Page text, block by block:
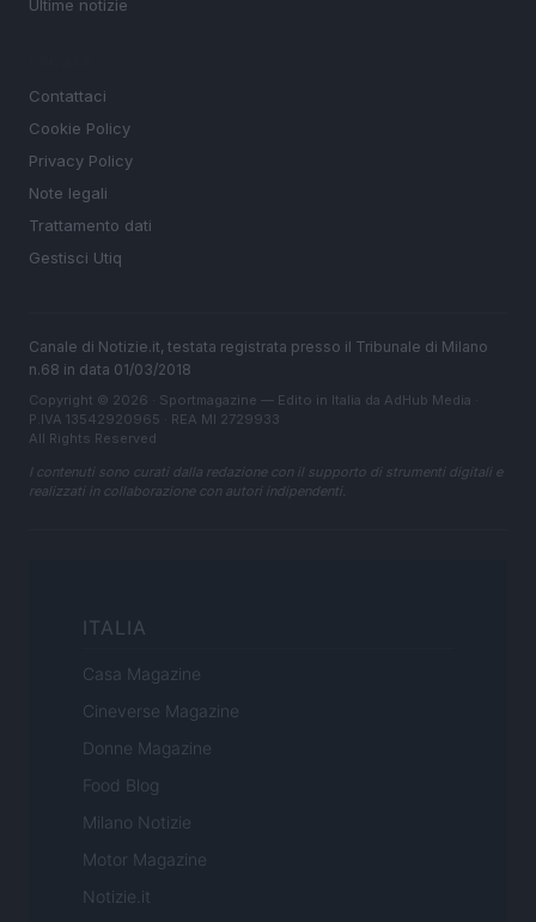
Ultime notizie
Contattaci
Cookie Policy
Privacy Policy
Note legali
Trattamento dati
Gestisci Utiq
Canale di Notizie.it, testata registrata presso il Tribunale di Milano
n.68 in data 01/03/2018
Copyright © 2026 · Sportmagazine — Edito in Italia da AdHub Media
P.IVA 13542920965 · REA MI 2729933
All Rights Reserved
I contenuti sono curati dalla redazione con il supporto di strumenti digitali e
realizzati in collaborazione con autori indipendenti.
ITALIA
Casa Magazine
Cineverse Magazine
Donne Magazine
Food Blog
Milano Notizie
Motor Magazine
Notizie.it